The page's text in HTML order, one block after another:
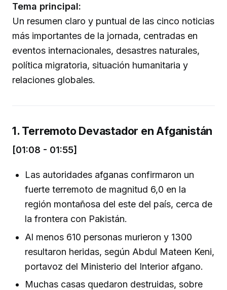
Tema principal:
Un resumen claro y puntual de las cinco noticias
más importantes de la jornada, centradas en
eventos internacionales, desastres naturales,
política migratoria, situación humanitaria y
relaciones globales.
1. Terremoto Devastador en Afganistán
[01:08 - 01:55]
Las autoridades afganas confirmaron un
fuerte terremoto de magnitud 6,0 en la
región montañosa del este del país, cerca de
la frontera con Pakistán.
Al menos 610 personas murieron y 1300
resultaron heridas, según Abdul Mateen Keni,
portavoz del Ministerio del Interior afgano.
Muchas casas quedaron destruidas, sobre